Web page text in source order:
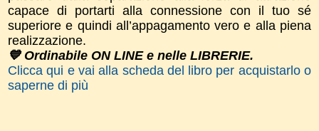
capace di portarti alla connessione con il tuo sé
superiore e quindi all’appagamento vero e alla piena
realizzazione.
💙 Ordinabile ON LINE e nelle LIBRERIE.
Clicca qui e vai alla scheda del libro per acquistarlo o
saperne di più